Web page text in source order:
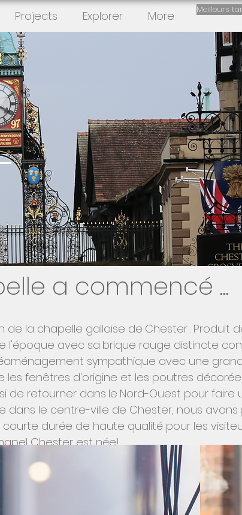
Projects Explorer More Meilleurs
a commencé ...
de la chapelle galloise de Chester. Produit
l'époque avec sa brique rouge distincte
sympathique avec une
fenêtres d'origine et les poutres
de retourner dans le Nord-Ouest pour faire
dans le centre-ville de Chester, nous avons
durée de haute qualité pour les
Chester est née!
boutique de luxe au visiteur averti.
élevées, dans des couleurs de bon
Donc, tous les plaisirs d'un hôtel de
et votre propre porte clé de la chapelle.